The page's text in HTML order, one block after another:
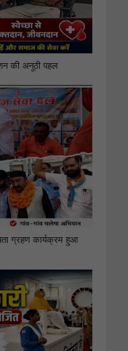
की अनूठी पहल
ग्रहण कार्यक्रम हुआ